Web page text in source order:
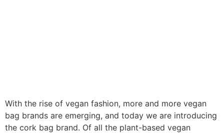
With the rise of vegan fashion, more and more vegan
bag brands are emerging, and today we are introducing
the cork bag brand. Of all the plant-based vegan